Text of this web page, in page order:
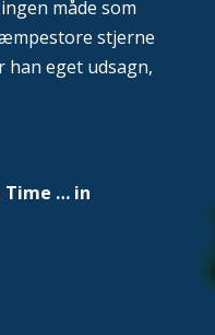
måde som
stjerne
han eget udsagn,
Time … in